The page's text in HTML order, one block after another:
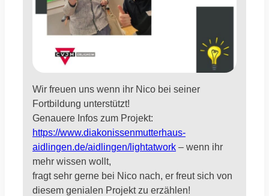
Wir freuen uns wenn ihr Nico bei seiner
Fortbildung unterstützt!
Genauere Infos zum Projekt:
https://www.diakonissenmutterhaus-
aidlingen.de/aidlingen/lightatwork – wenn ihr
mehr wissen wollt,
fragt sehr gerne bei Nico nach, er freut sich von
diesem genialen Projekt zu erzählen!